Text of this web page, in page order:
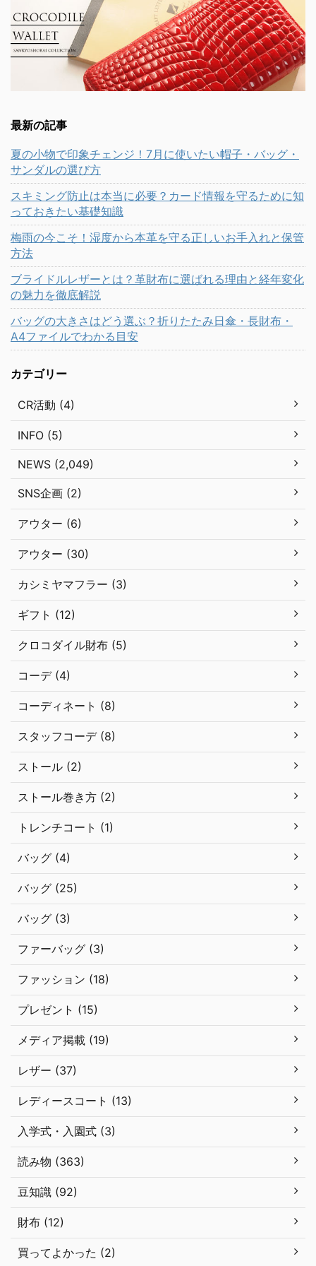
最新の記事
夏の小物で印象チェンジ！7月に使いたい帽子・バッグ・
サンダルの選び方
スキミング防止は本当に必要？カード情報を守るために知
っておきたい基礎知識
梅雨の今こそ！湿度から本革を守る正しいお手入れと保管
方法
ブライドルレザーとは？革財布に選ばれる理由と経年変化
の魅力を徹底解説
バッグの大きさはどう選ぶ？折りたたみ日傘・長財布・
A4ファイルでわかる目安
カテゴリー
CR活動 (4)
INFO (5)
NEWS (2,049)
SNS企画 (2)
アウター (6)
アウター (30)
カシミヤマフラー (3)
ギフト (12)
クロコダイル財布 (5)
コーデ (4)
コーディネート (8)
スタッフコーデ (8)
ストール (2)
ストール巻き方 (2)
トレンチコート (1)
バッグ (4)
バッグ (25)
バッグ (3)
ファーバッグ (3)
ファッション (18)
プレゼント (15)
メディア掲載 (19)
レザー (37)
レディースコート (13)
入学式・入園式 (3)
読み物 (363)
豆知識 (92)
財布 (12)
買ってよかった (2)